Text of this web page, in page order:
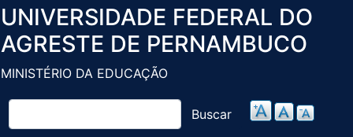
UNIVERSIDADE FEDERAL DO
AGRESTE DE PERNAMBUCO
MINISTÉRIO DA EDUCAÇÃO
Buscar